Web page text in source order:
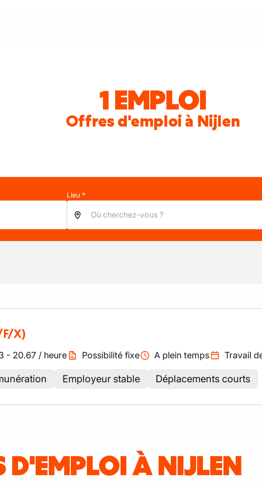
1 EMPLOI
Offres d'emploi à Nijlen
Lieu *
X)
- 20.67 / heure Possibilité fixe A plein temps Travail
Employeur stable Déplacements courts
D'EMPLOI À NIJLEN